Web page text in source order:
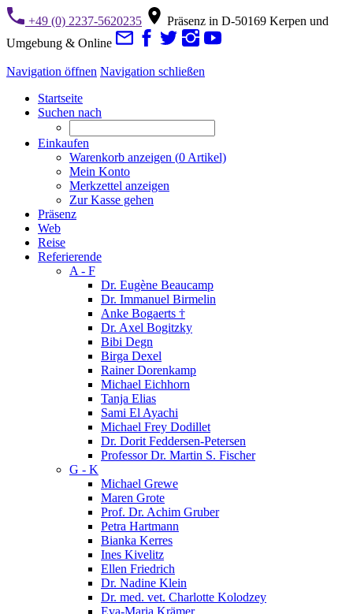
+49 (0) 2237-5620235
Präsenz in D-50169 Kerpen und
Umgebung & Online
Navigation öffnen Navigation schließen
Startseite
Suchen nach
Einkaufen
Warenkorb anzeigen (0 Artikel)
Mein Konto
Merkzettel anzeigen
Zur Kasse gehen
Präsenz
Web
Reise
Referierende
A - F
Dr. Eugène Beaucamp
Dr. Immanuel Birmelin
Anke Bogaerts †
Dr. Axel Bogitzky
Bibi Degn
Birga Dexel
Rainer Dorenkamp
Michael Eichhorn
Tanja Elias
Sami El Ayachi
Michael Frey Dodillet
Dr. Dorit Feddersen-Petersen
Professor Dr. Martin S. Fischer
G - K
Michael Grewe
Maren Grote
Prof. Dr. Achim Gruber
Petra Hartmann
Bianka Kerres
Ines Kivelitz
Ellen Friedrich
Dr. Nadine Klein
Dr. med. vet. Charlotte Kolodzey
Eva-Maria Krämer